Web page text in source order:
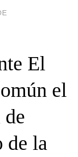
El
el
de la